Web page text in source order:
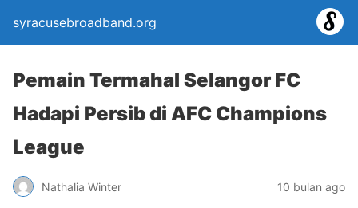
syracusebroadband.org
Pemain Termahal Selangor FC
Hadapi Persib di AFC Champions
League
Nathalia Winter 10 bulan ago